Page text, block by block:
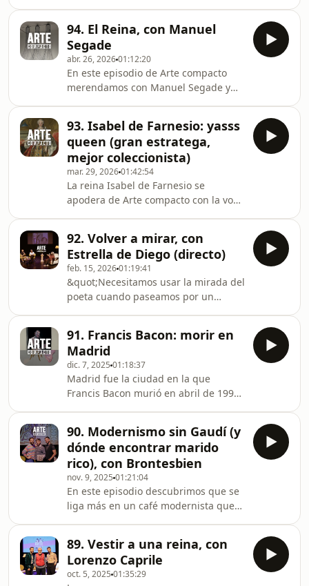
Hockney, de sus icónicas pisci
fulgor puede destruir vuestro mundo.
Una mirada LGTBI+ a la historia de la
literatura española (Egales), un
monumental ensayo de más de 1.200
páginas ilustrado por Juanma
Samusenko que rastrea siglos de
deseo, silencios, borrados,
traducciones traicioneras y resiste
94. El Reina, con Manuel
Segade
abr. 26, 202601:12:20
En este episodio de Arte compacto
merendamos con Manuel Segade y
ocupa desde 2023– y cómo un museo
de arte contemporáneo se relaciona
con la sociedad, las nuevas
generaciones y los debates de
nuestro tiempo.Nos centramos en la
nueva planta 4 de la colección —
dedicada al periodo que va desde
1975, desde la Transición española
93. Isabel de Farnesio: yasss
queen (gran estratega,
mejor coleccionista)
mar. 29, 202601:42:54
La reina Isabel de Farnesio se
apodera de Arte compacto con la voz
Historia del Arte en la Universidad de
Murcia, donde dirige también el
grupo de investigación Arte, Poder y
GéneroElisabetta Farnese, como la
llamaron al nacer, no solo fue reina
consorte de España al casarse con
Felipe V: fue una de las grandes
mentes polít
92. Volver a mirar, con
Estrella de Diego (directo)
feb. 15, 202601:19:41
&quot;Necesitamos usar la mirada del
poeta cuando paseamos por un
episodio que combina una merienda
con Maruja Mallo en Galerías
Preciados, la llegada súbita del
feminismo a las aulas de Historia del
Arte y varias referencias a Jacques
Lacan.Doctora en Historia del Arte,
miembro del Real Patronato del
Museo del Prado, académ
91. Francis Bacon: morir en
Madrid
dic. 7, 2025 01:18:37
Madrid fue la ciudad en la que
Francis Bacon murió en abril de 1992,
ciudad?En este episodio grabado con
público en Londres como parte del V
Festival de Cultura Queer en Español
de Romancero Books, hablamos de
Francis Bacon, de su vida como
adolescente gay expulsado de su casa
en Dublín y de su relación visceral
con la pintura. No
90. Modernismo sin Gaudí (y
dónde encontrar marido
rico), con Brontesbien
nov. 9, 2025 01:21:04
En este episodio descubrimos que se
liga más en un café modernista que
que los suelos modernistas tienen
más personalidad que mucha
gente.Nuestro admirado Brontë (aka
89. Vestir a una reina, con
Lorenzo Caprile
oct. 5, 2025 01:35:29